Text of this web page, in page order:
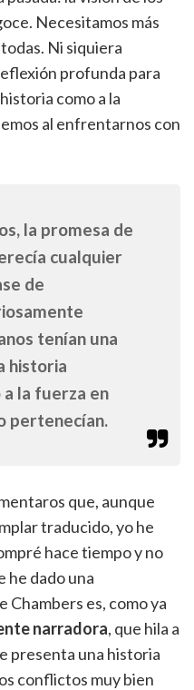
Necesitamos más
Ni siquiera
profunda para
como a la
al enfrentarnos con
la promesa de
cualquier
de
tenían una
historia
a la fuerza en
pertenecían.
que, aunque
traducido, yo he
hace tiempo y no
he dado una
es, como ya
narradora, que hila a
presenta una historia
conflictos muy bien